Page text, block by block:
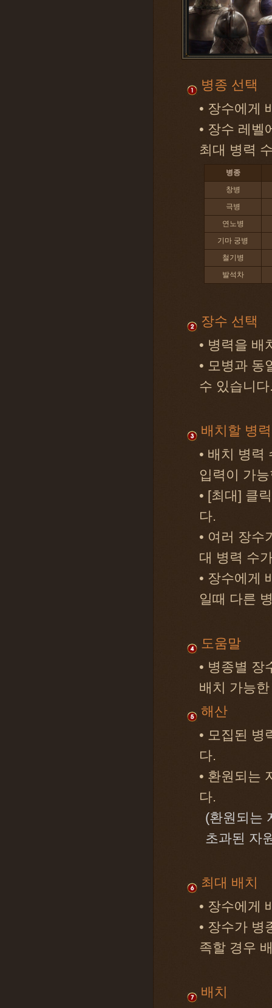
병종 선택
• 장수에게
• 장수 레벨
최대 병력
병종
창병
극병
연노병
기마 궁병
철기병
발석차
장수 선택
• 병력을 배
• 모병과 동
수 있습니다
배치할 병
• 배치 병력
입력이 가
• [최대] 클
다.
• 여러 장수
대 병력 수
• 장수에게
일때 다른
도움말
• 병종별 장
배치 가능
해산
• 모집된 병
다.
• 환원되는
다.
(환원되는
초과된 자
최대 배치
• 장수에게
• 장수가 병
족할 경우
배치